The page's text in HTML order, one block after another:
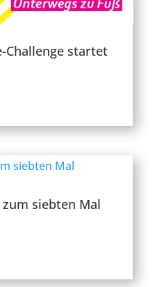
Challenge startet
siebten Mal